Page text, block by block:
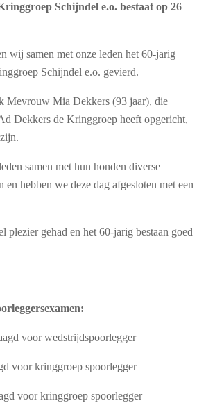
Schijndel e.o. bestaat op 26
wij samen met onze leden het 60-jarig
Schijndel e.o. gevierd.
Mevrouw Mia Dekkers (93 jaar), die
Dekkers de Kringgroep heeft opgericht,
samen met hun honden diverse
en hebben we deze dag afgesloten met een
plezier gehad en het 60-jarig bestaan goed
voor wedstrijdspoorlegger
voor kringgroep spoorlegger
voor kringgroep spoorlegger